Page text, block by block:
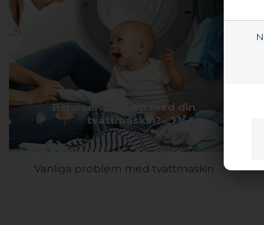
Behöver du hjälp med din
tvättmaskin?
Vanliga problem med tvättmaskin